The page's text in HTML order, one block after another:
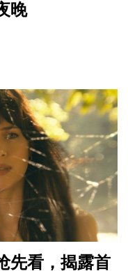
晚
先看，揭露首